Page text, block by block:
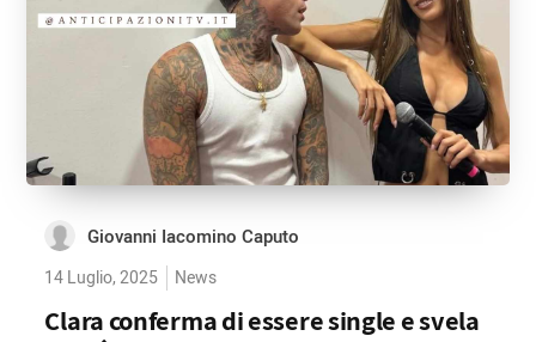
Giovanni Iacomino Caputo
14 Luglio, 2025 News
Clara conferma di essere single e svela